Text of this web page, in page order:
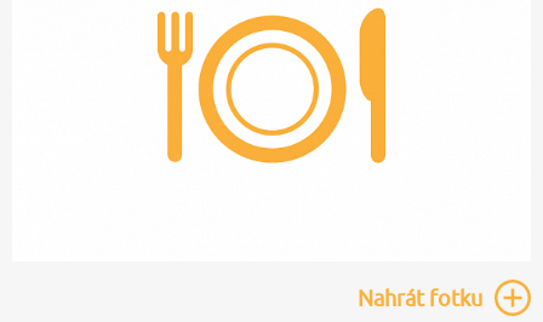
Nahrátfotku